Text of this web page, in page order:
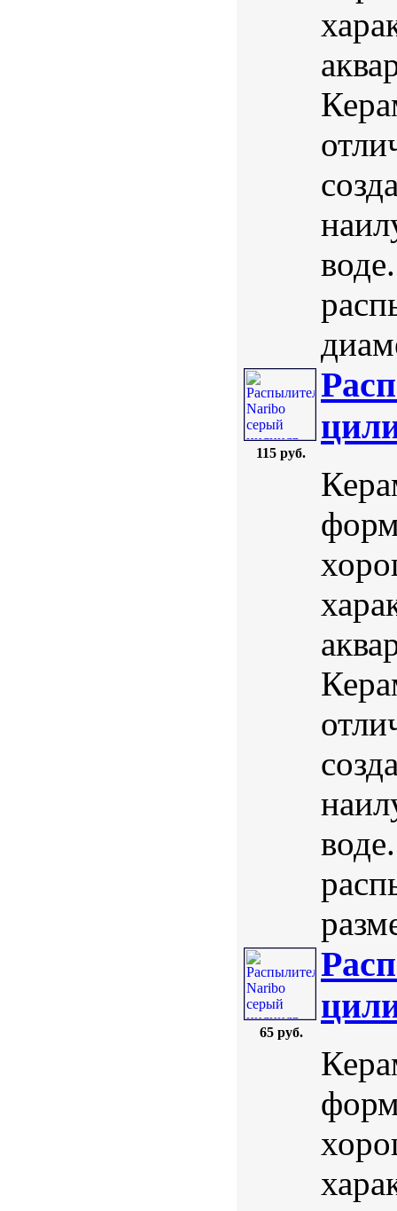
115 руб.
65 руб.